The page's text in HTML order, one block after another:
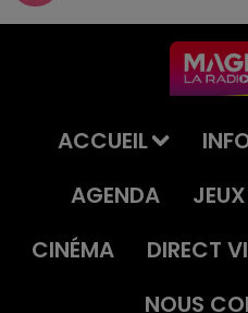
ACCUEIL
AGENDA
JEUX
CINÉMA
DIRECT
NOUS